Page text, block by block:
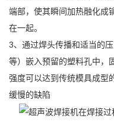
端部，使其瞬间加热融化成
在一起。
3、通过焊头传播和适当的
等）嵌入预留的塑料孔中，
强度可以达到传统模具成型
缓慢的缺陷